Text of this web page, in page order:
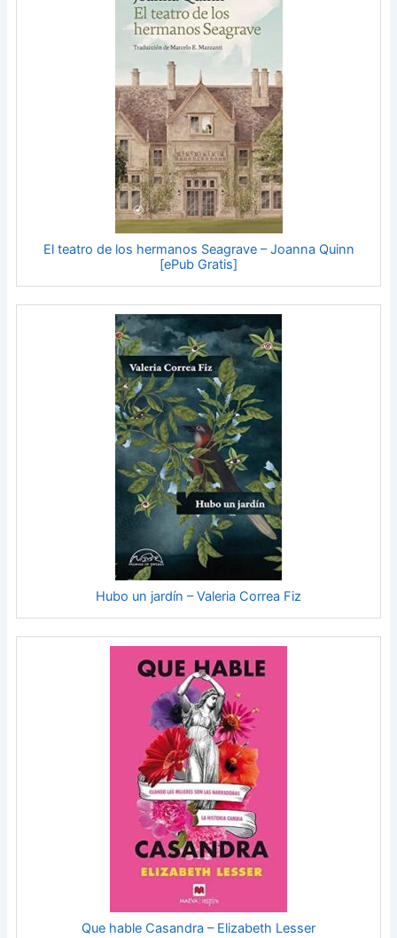
El teatro de los hermanos Seagrave – Joanna Quinn
[ePub Gratis]
Hubo un jardín – Valeria Correa Fiz
Que hable Casandra – Elizabeth Lesser